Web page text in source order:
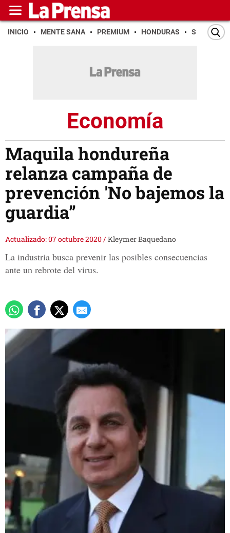
INICIO MENTE SANA PREMIUM HONDURAS SAN PEDRO
Economía
Maquila hondureña
relanza campaña de
prevención 'No bajemos la
guardia”
Actualizado: 07 octubre 2020/Kleymer Baquedano
La industria busca prevenir las posibles consecuencias
ante un rebrote del virus.